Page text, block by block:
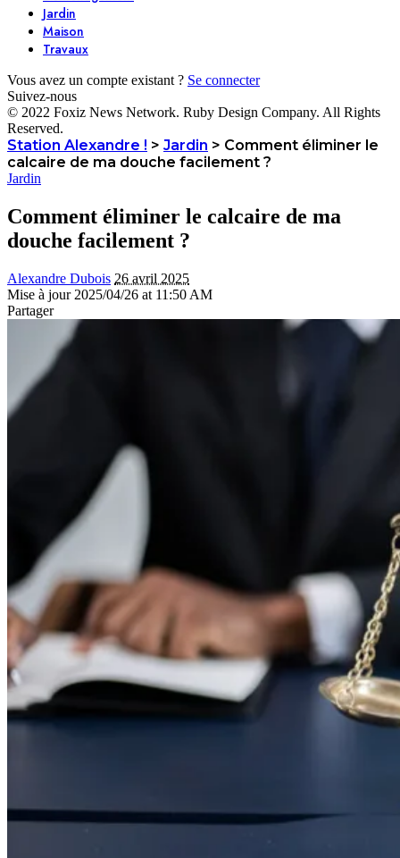
Jardin
Maison
Travaux
Vous avez un compte existant ? Se connecter
Suivez-nous
© 2022 Foxiz News Network. Ruby Design Company. All Rights
Reserved.
Station Alexandre ! > Jardin > Comment éliminer le
calcaire de ma douche facilement ?
Jardin
Comment éliminer le calcaire de ma
douche facilement ?
Alexandre Dubois 26 avril 2025
Mise à jour 2025/04/26 at 11:50 AM
Partager